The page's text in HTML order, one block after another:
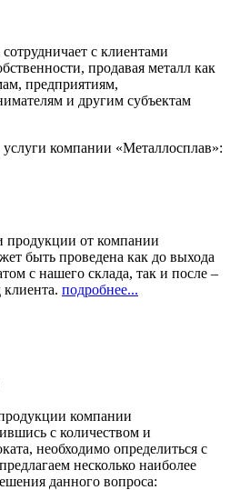
с клиентами
продавая металл как
предприятиям,
и другим субъектам
компании «Металлосплав»:
продукции от компании
быть проведена как до выхода
с нашего склада, так и после –
подробнее...
компании
с количеством и
необходимо определиться с
несколько наиболее
данного вопроса: